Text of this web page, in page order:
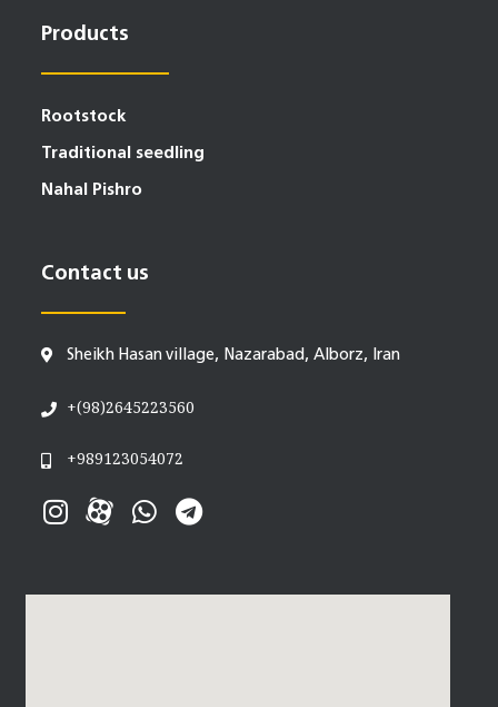
Products
Rootstock
Traditional seedling
Nahal Pishro
Contact us
Sheikh Hasan village, Nazarabad, Alborz, Iran
+(98)2645223560
+989123054072